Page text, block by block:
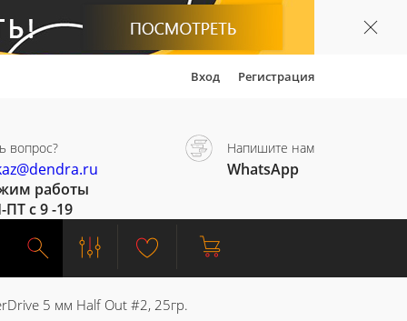
Вход Регистрация
вопрос?
работы
с 9 -19
Напишите нам
WhatsApp
5 мм Half Out #2, 25гр.